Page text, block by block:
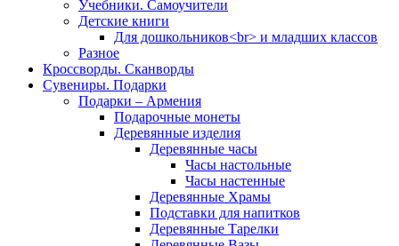
Учебники. Самоучители
Детские книги
Для дошкольников<br> и младших классов
Разное
Кроссворды. Сканворды
Сувениры. Подарки
Подарки – Армения
Подарочные монеты
Деревянные изделия
Деревянные часы
Часы настольные
Часы настенные
Деревянные Храмы
Подставки для напитков
Деревянные Тарелки